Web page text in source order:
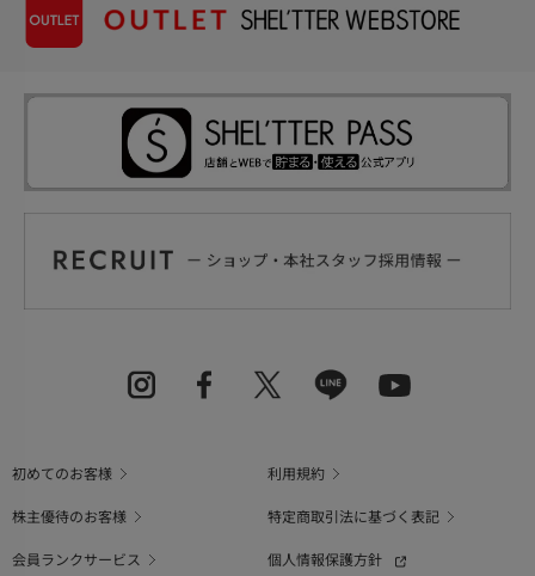
初めてのお客様
利用規約
株主優待のお客様
特定商取引法に基づく表記
会員ランクサービス
個人情報保護方針